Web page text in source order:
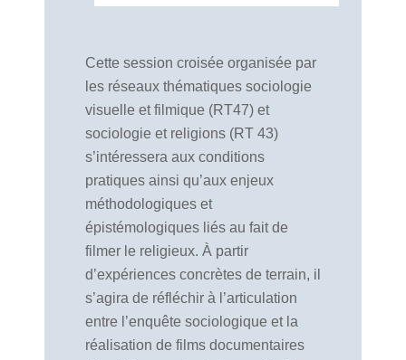
Cette session croisée organisée par
les réseaux thématiques sociologie
visuelle et filmique (RT47) et
sociologie et religions (RT 43)
s’intéressera aux conditions
pratiques ainsi qu’aux enjeux
méthodologiques et
épistémologiques liés au fait de
filmer le religieux. À partir
d’expériences concrètes de terrain, il
s’agira de réfléchir à l’articulation
entre l’enquête sociologique et la
réalisation de films documentaires